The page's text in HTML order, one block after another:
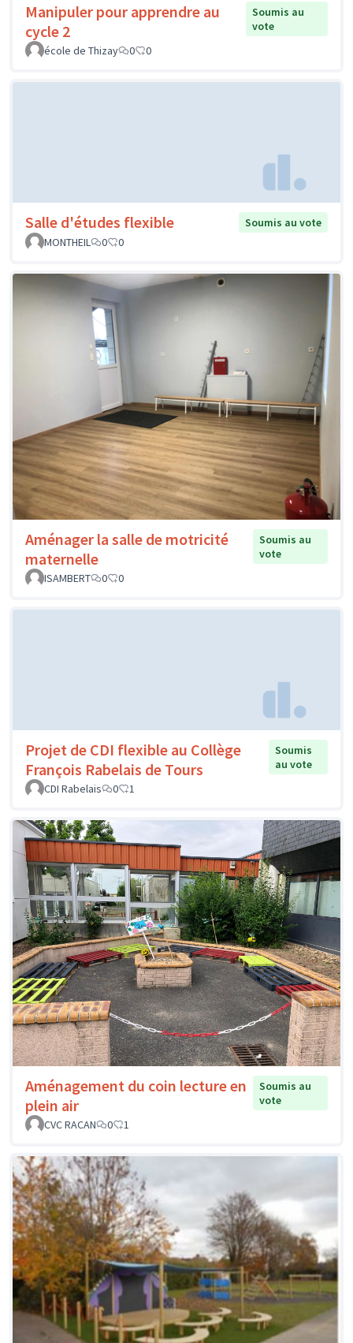
Manipuler pour apprendre au
cycle 2
Soumis au
vote
école de Thizay
0 0
Salle d'études flexible
Soumis au vote
MONTHEIL
0 0
Aménager la salle de motricité
maternelle
Soumis au
vote
ISAMBERT
0 0
Projet de CDI flexible au Collège
François Rabelais de Tours
Soumis
au vote
CDI Rabelais
0 1
Aménagement du coin lecture en
plein air
Soumis au
vote
CVC RACAN
0 1